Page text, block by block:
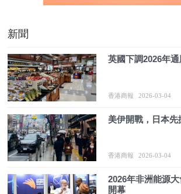
新聞
英國下調2026年
香港商報 2026-03-04
美伊開戰，日本先
香港商報 2026-03-04
2026年非洲能源
開幕